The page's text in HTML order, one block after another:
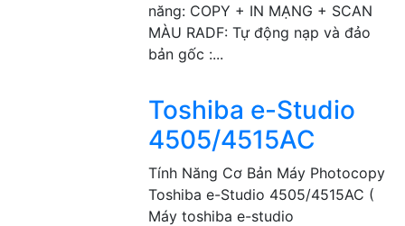
năng: COPY + IN MẠNG + SCAN
MÀU RADF: Tự động nạp và đảo
bản gốc :...
Toshiba e-Studio
4505/4515AC
Tính Năng Cơ Bản Máy Photocopy
Toshiba e-Studio 4505/4515AC (
Máy toshiba e-studio